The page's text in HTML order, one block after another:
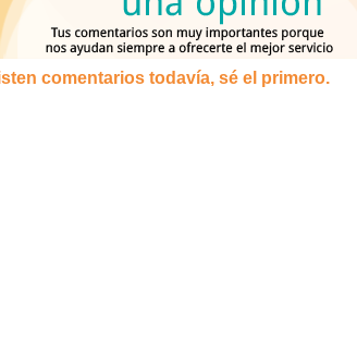
comentarios todavía, sé el primero.